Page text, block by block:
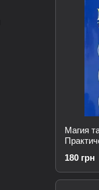
Магия
180 грн